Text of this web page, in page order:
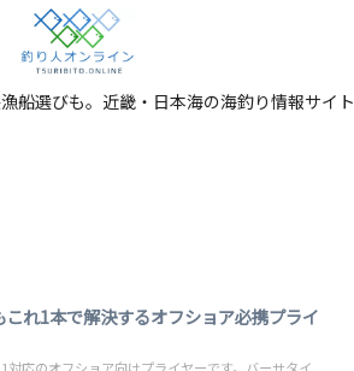
船選びも。近畿・日本海の海釣り情報サイト
れ1本で解決するオフショア必携プライ